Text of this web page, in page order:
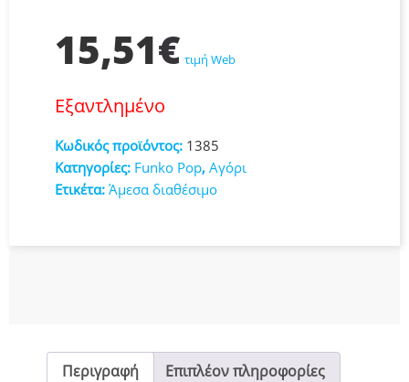
15,51€ τιμή Web
Εξαντλημένο
Κωδικός προϊόντος: 1385
Κατηγορίες: Funko Pop, Αγόρι
Ετικέτα: Άμεσα διαθέσιμο
Περιγραφή
Επιπλέον πληροφορίες